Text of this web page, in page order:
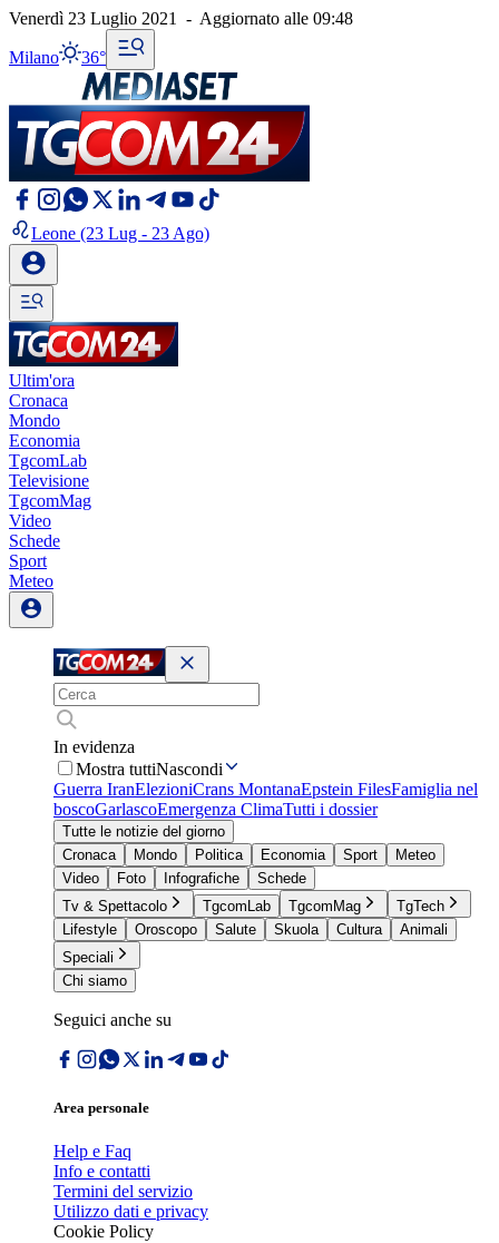
Venerdì 23 Luglio 2021 - Aggiornato alle 09:48
Milano 36°
Leone (23 Lug - 23 Ago)
Ultim'ora
Cronaca
Mondo
Economia
TgcomLab
Televisione
TgcomMag
Video
Schede
Sport
Meteo
In evidenza
Mostra tuttiNascondi
Guerra IranElezioniCrans MontanaEpstein FilesFamiglia nel
boscoGarlascoEmergenza ClimaTutti i dossier
Tutte le notizie del giorno
Cronaca
Mondo Politica Economia Sport
Meteo
Video
Foto Infografiche
Schede
Tv & Spettacolo
TgcomLab TgcomMag
TgTech
Lifestyle
Oroscopo Salute Skuola Cultura
Animali
Speciali
Chi siamo
Seguici anche su
Area personale
Help e Faq
Info e contatti
Termini del servizio
Utilizzo dati e privacy
Cookie Policy